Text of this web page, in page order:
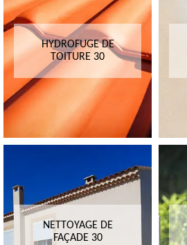
HYDROFUGE DE
TOITURE 30
NETTOYAGE DE
FAÇADE 30